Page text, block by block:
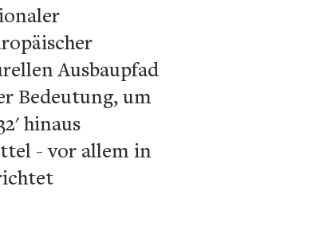
Ausbaupfad
Bedeutung, um
hinaus
- vor allem in